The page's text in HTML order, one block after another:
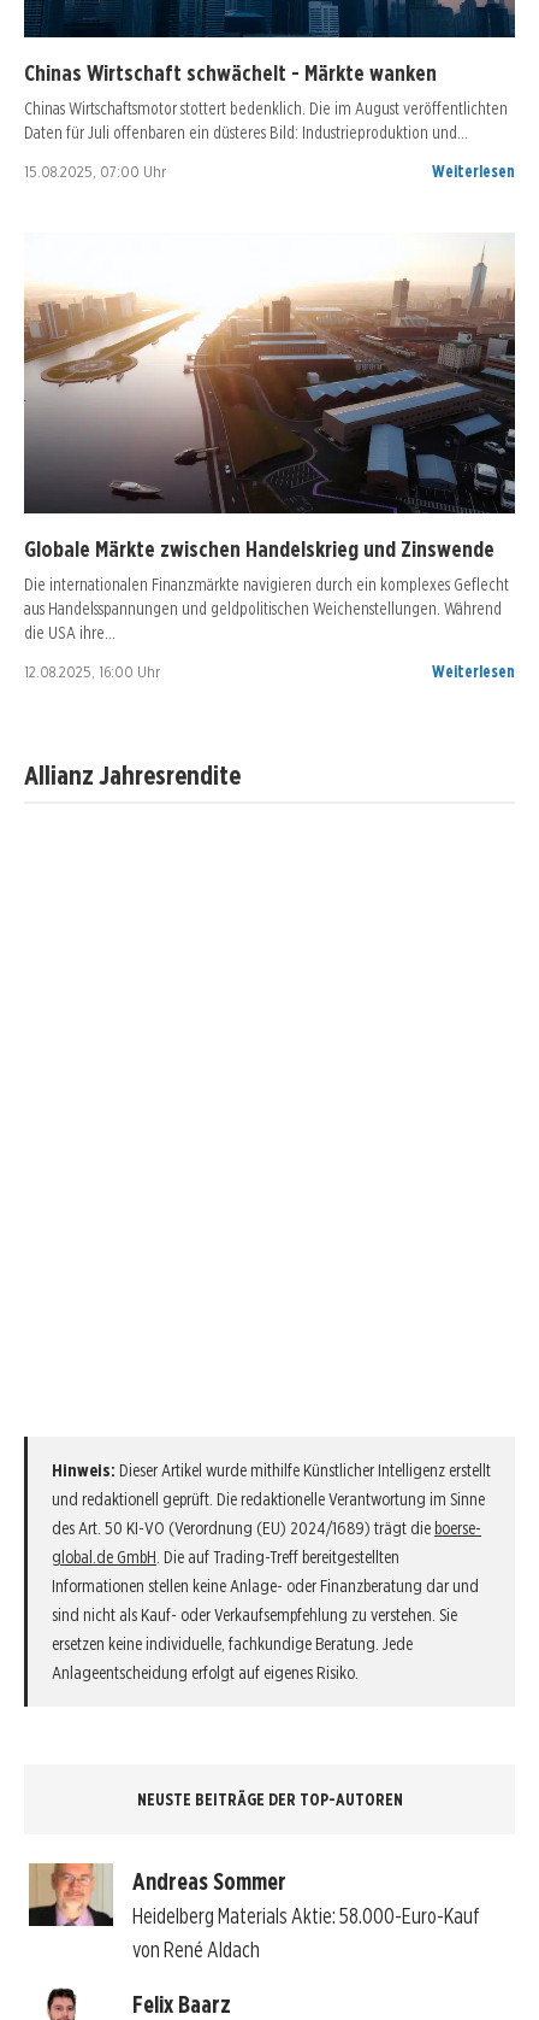
Chinas Wirtschaft schwächelt - Märkte wanken
Chinas Wirtschaftsmotor stottert bedenklich. Die im August veröffentlichten
Daten für Juli offenbaren ein düsteres Bild: Industrieproduktion und…
15.08.2025, 07:00 Uhr Weiterlesen
Globale Märkte zwischen Handelskrieg und Zinswende
Die internationalen Finanzmärkte navigieren durch ein komplexes Geflecht
aus Handelsspannungen und geldpolitischen Weichenstellungen. Während
die USA ihre…
12.08.2025, 16:00 Uhr Weiterlesen
Allianz Jahresrendite
Hinweis: Dieser Artikel wurde mithilfe Künstlicher Intelligenz erstellt
und redaktionell geprüft. Die redaktionelle Verantwortung im Sinne
des Art. 50 KI-VO (Verordnung (EU) 2024/1689) trägt die boerse-
global.de GmbH. Die auf Trading-Treff bereitgestellten
Informationen stellen keine Anlage- oder Finanzberatung dar und
sind nicht als Kauf- oder Verkaufsempfehlung zu verstehen. Sie
ersetzen keine individuelle, fachkundige Beratung. Jede
Anlageentscheidung erfolgt auf eigenes Risiko.
NEUSTE BEITRÄGE DER TOP-AUTOREN
Andreas Sommer
Heidelberg Materials Aktie: 58.000-Euro-Kauf
von René Aldach
Felix Baarz